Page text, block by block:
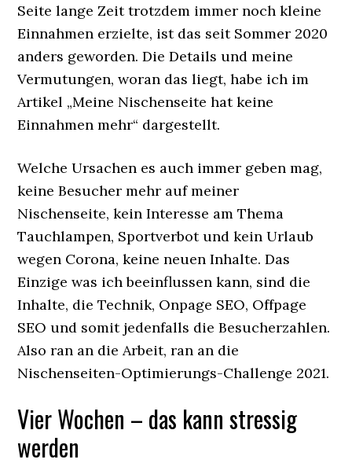
Seite lange Zeit trotzdem immer noch kleine
Einnahmen erzielte, ist das seit Sommer 2020
anders geworden. Die Details und meine
Vermutungen, woran das liegt, habe ich im
Artikel „Meine Nischenseite hat keine
Einnahmen mehr“ dargestellt.
Welche Ursachen es auch immer geben mag,
keine Besucher mehr auf meiner
Nischenseite, kein Interesse am Thema
Tauchlampen, Sportverbot und kein Urlaub
wegen Corona, keine neuen Inhalte. Das
Einzige was ich beeinflussen kann, sind die
Inhalte, die Technik, Onpage SEO, Offpage
SEO und somit jedenfalls die Besucherzahlen.
Also ran an die Arbeit, ran an die
Nischenseiten-Optimierungs-Challenge 2021.
Vier Wochen – das kann stressig
werden